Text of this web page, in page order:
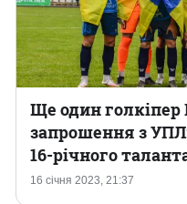
16 січня 2023, 21:37
Ще один
запрошення з
16-річного